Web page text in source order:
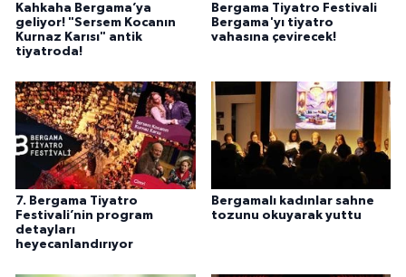
Kahkaha Bergama’ya
geliyor! "Sersem Kocanın
Kurnaz Karısı" antik
tiyatroda!
Bergama Tiyatro Festivali
Bergama'yı tiyatro
vahasına çevirecek!
7. Bergama Tiyatro
Festivali’nin program
detayları
heyecanlandırıyor
Bergamalı kadınlar sahne
tozunu okuyarak yuttu